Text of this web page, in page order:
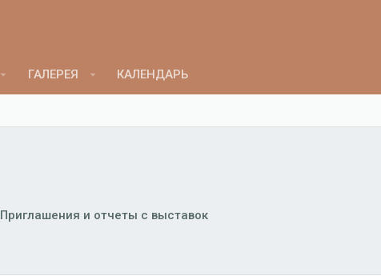
ГАЛЕРЕЯ КАЛЕНДАРЬ
Приглашения и отчеты с выставок